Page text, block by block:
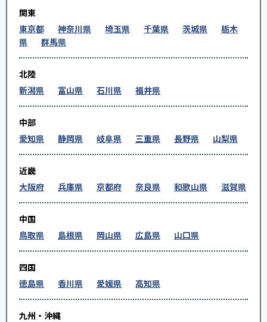
関東
東京都
神奈川県 埼玉県 千葉県 茨城県
栃木
県
群馬県
北陸
新潟県
富山県 石川県 福井県
中部
愛知県
静岡県 岐阜県 三重県 長野県 山梨県
近畿
大阪府
兵庫県 京都府 奈良県 和歌山県 滋賀県
中国
鳥取県
島根県 岡山県 広島県 山口県
四国
徳島県
香川県 愛媛県 高知県
九州・沖縄